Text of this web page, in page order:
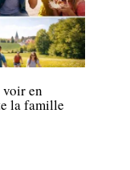
en
la famille